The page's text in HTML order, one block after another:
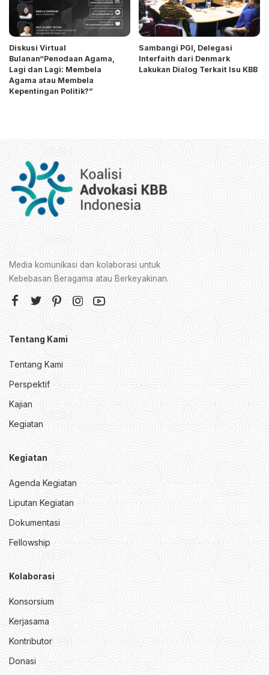
Diskusi Virtual
Bulanan“Penodaan Agama,
Lagi dan Lagi: Membela
Agama atau Membela
Kepentingan Politik?”
Sambangi PGI, Delegasi
Interfaith dari Denmark
Lakukan Dialog Terkait Isu KBB
Media komunikasi dan kolaborasi untuk
Kebebasan Beragama atau Berkeyakinan.
Tentang Kami
Tentang Kami
Perspektif
Kajian
Kegiatan
Kegiatan
Agenda Kegiatan
Liputan Kegiatan
Dokumentasi
Fellowship
Kolaborasi
Konsorsium
Kerjasama
Kontributor
Donasi